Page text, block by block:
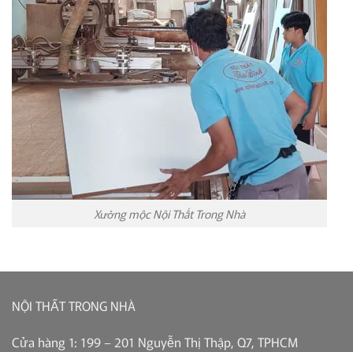
Xưởng mộc Nội Thất Trong Nhà
NỘI THẤT TRONG NHÀ
Cửa hàng 1: 199 – 201 Nguyễn Thị Thập, Q7, TPHCM